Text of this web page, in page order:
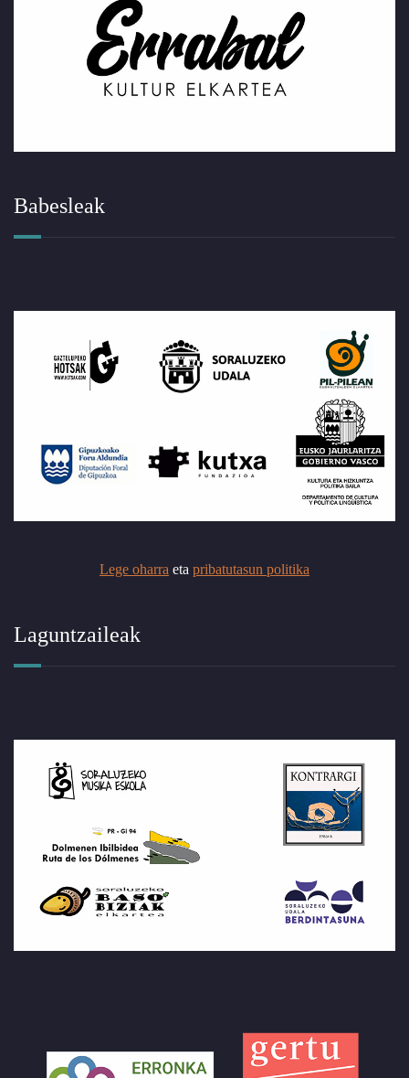
Babesleak
Lege oharra eta pribatutasun politika
Laguntzaileak